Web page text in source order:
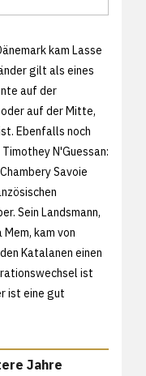
kam Lasse
gilt als eines
auf der
auf der Mitte,
Ebenfalls noch
N'Guessan:
Savoie
Sein Landsmann,
kam von
Katalanen einen
ist
ist eine gut
Jahre